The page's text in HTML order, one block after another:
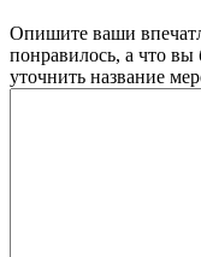
Опишите ваши
понравилось, а что вы
уточнить название